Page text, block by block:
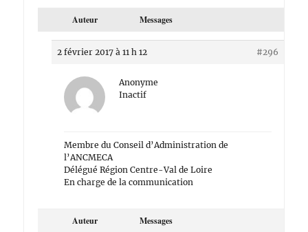
Auteur Messages
2 février 2017 à 11 h 12 #296
Anonyme
Inactif
Membre du Conseil d’Administration de
l’ANCMECA
Délégué Région Centre-Val de Loire
En charge de la communication
Auteur Messages